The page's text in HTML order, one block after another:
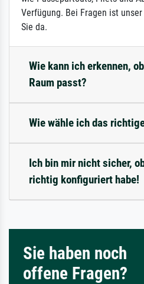
Verfügung. Bei Fragen ist
Sie da.
Wie kann ich erkennen,
Raum passt?
Wie wähle ich das
Ich bin mir nicht sicher,
richtig konfiguriert habe!
Sie haben noch
offene Fragen?